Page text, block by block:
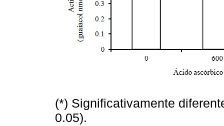
(*) Significativamente
0.05).